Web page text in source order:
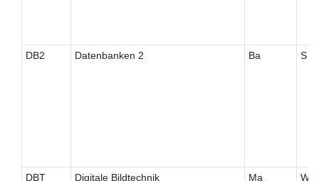
DB2 Datenbanken 2 Ba S
DBT Digitale Bildtechnik Ma W